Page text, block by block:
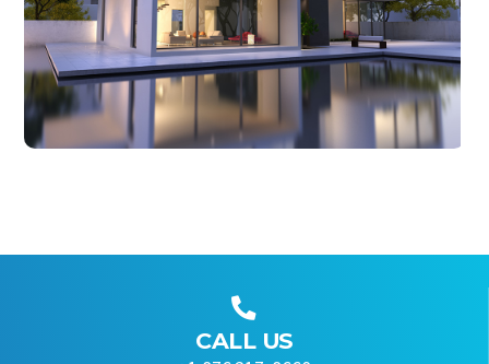

CALL US